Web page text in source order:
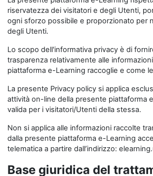
riservatezza dei visitatori e degli Utenti,
ogni sforzo possibile e proporzionato per
degli Utenti.
Lo scopo dell'informativa privacy è di
trasparenza relativamente alle
piattaforma e-Learning raccoglie e come
La presente Privacy policy si applica
attività on-line della presente piattaforma
valida per i visitatori/Utenti della stessa.
Non si applica alle informazioni raccolte
dalla presente piattaforma e-Learning
telematica a partire dall’indirizzo:
Base giuridica del